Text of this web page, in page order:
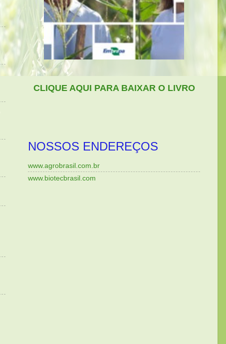
CLIQUE AQUI PARA BAIXAR O LIVRO
NOSSOS ENDEREÇOS
www.agrobrasil.com.br
www.biotecbrasil.com